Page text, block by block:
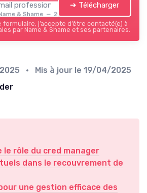
& Shame — 2026
➔ Télécharger
j’accepte d’être contacté(e) à
par Name & Shame et ses partenaires.
• Mis à jour le 19/04/2025
le rôle du cred manager
dans le recouvrement de
une gestion efficace des